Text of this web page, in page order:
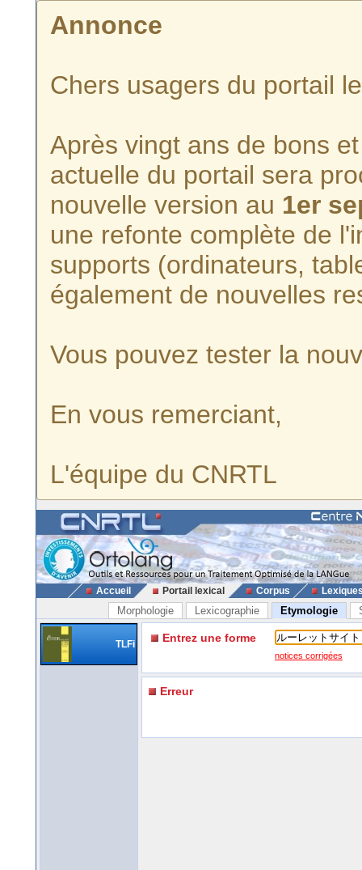
Annonce
Chers usagers du portail
Après vingt ans de bons
actuelle du portail sera
nouvelle version au 1er
une refonte complète de
supports (ordinateurs,
également de nouvelles
Vous pouvez tester la
En vous remerciant,
L'équipe du CNRTL
Accueil Portail lexical Corpus
Morphologie Lexicographie Etymologie
TLFi Entrez une forme
notices corrigées
Erreur